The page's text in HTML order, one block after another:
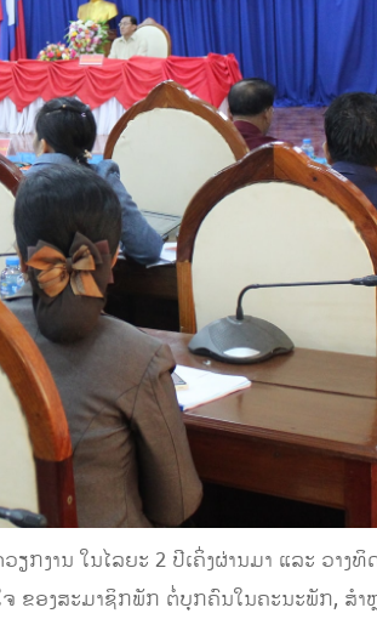
ນ ໃນໄລຍະ 2 ປີເຄິ່ງຜ່ານມາ ແລະ ວາງທິ
ຂອງສະມາຊິກພັກ ຕໍ່ບຸກຄົນໃນຄະນະພັກ, ສໍາ